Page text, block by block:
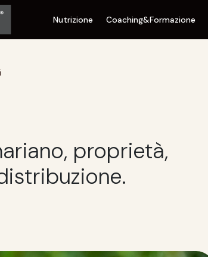
Nutrizione Coaching&Formazione
proprietà,